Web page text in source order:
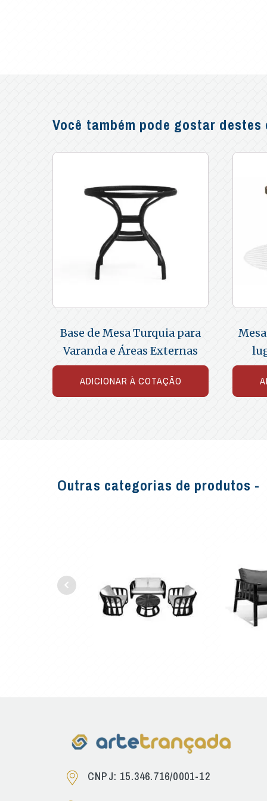
Você também pode gostar destes
Base de Mesa Turquia para
Varanda e Áreas Externas
ADICIONAR À COTAÇÃO
Outras categorias de produtos -
CNPJ: 15.346.716/0001-12